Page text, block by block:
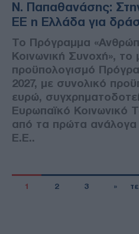
Ν. Παπαθανάσης:
ΕΕ η Ελλάδα για
Το Πρόγραμμα
Κοινωνική Συνοχή», το
προϋπολογισμό
2027, με συνολικό
ευρώ,
Ευρωπαϊκό Κοινωνικό
από τα πρώτα
Ε.Ε..
1 2 3 »